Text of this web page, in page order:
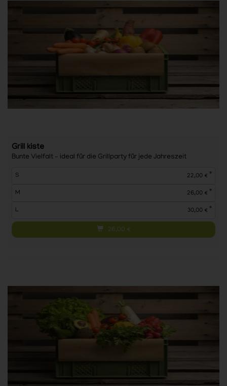
Grill kiste
Bunte Vielfalt – ideal für die Grillparty für jede Jahreszeit
S 22,00 € *
M 26,00 € *
L 30,00 € *
26,00 €